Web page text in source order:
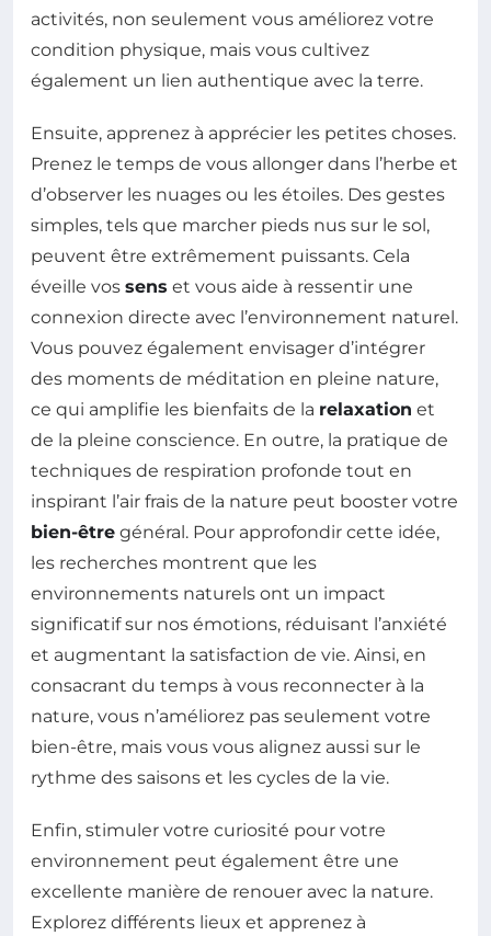
activités, non seulement vous améliorez votre
condition physique, mais vous cultivez
également un lien authentique avec la terre.
Ensuite, apprenez à apprécier les petites choses.
Prenez le temps de vous allonger dans l’herbe et
d’observer les nuages ou les étoiles. Des gestes
simples, tels que marcher pieds nus sur le sol,
peuvent être extrêmement puissants. Cela
éveille vos sens et vous aide à ressentir une
connexion directe avec l’environnement naturel.
Vous pouvez également envisager d’intégrer
des moments de méditation en pleine nature,
ce qui amplifie les bienfaits de la relaxation et
de la pleine conscience. En outre, la pratique de
techniques de respiration profonde tout en
inspirant l’air frais de la nature peut booster votre
bien-être général. Pour approfondir cette idée,
les recherches montrent que les
environnements naturels ont un impact
significatif sur nos émotions, réduisant l’anxiété
et augmentant la satisfaction de vie. Ainsi, en
consacrant du temps à vous reconnecter à la
nature, vous n’améliorez pas seulement votre
bien-être, mais vous vous alignez aussi sur le
rythme des saisons et les cycles de la vie.
Enfin, stimuler votre curiosité pour votre
environnement peut également être une
excellente manière de renouer avec la nature.
Explorez différents lieux et apprenez à